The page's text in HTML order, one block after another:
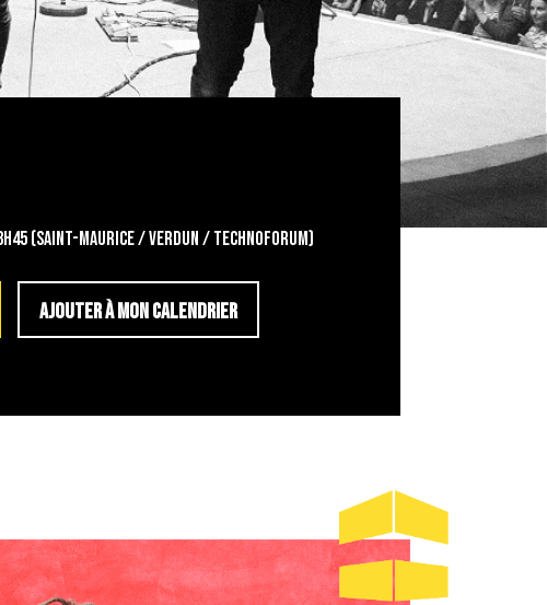
(Saint-Maurice / Verdun / Technoforum)
AJOUTER À MON CALENDRIER